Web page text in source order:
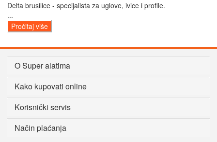
Delta brusilice - specijalista za uglove, ivice i profile.
...
Pročitaj više
O Super alatima
Kako kupovati online
Korisnički servis
Način plaćanja